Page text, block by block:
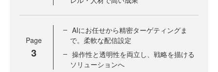
Page
3
AIにお任せから精密ターゲティングま
で。柔軟な配信設定
操作性と透明性を両立し、戦略を描ける
ソリューションへ